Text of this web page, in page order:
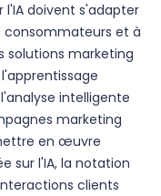
l'IA doivent s'adapter
et à
solutions marketing
intelligente
marketing
en œuvre
sur l'IA, la notation
clients